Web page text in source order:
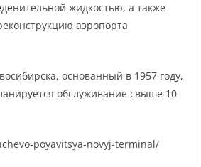
жидкостью, а также
аэропорта
основанный в 1957 году,
обслуживание свыше 10
poyavitsya-novyj-terminal/